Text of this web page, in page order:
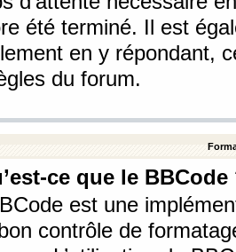
été terminé. Il est
en y répondant,
du forum.
ce que le BBCode
est une
contrôle de